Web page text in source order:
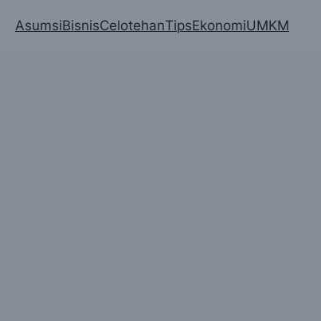
AsumsiBisnisCelotehanTipsEkonomiUMKM